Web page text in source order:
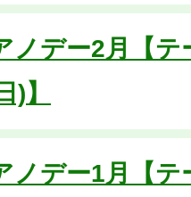
ノデー2月【テ
)】
ノデー1月【テ